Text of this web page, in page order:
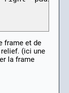
frame et de
(ici une
la frame